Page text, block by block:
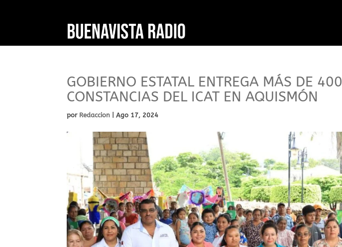
GOBIERNO ESTATAL ENTREGA MÁS DE 400
CONSTANCIAS DEL ICAT EN AQUISMÓN
por Redaccion |Ago 17, 2024